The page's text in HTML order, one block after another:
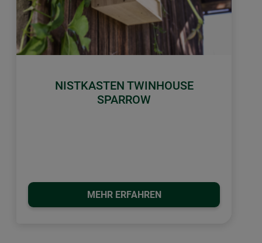
NISTKASTEN TWINHOUSE
SPARROW
MEHR ERFAHREN